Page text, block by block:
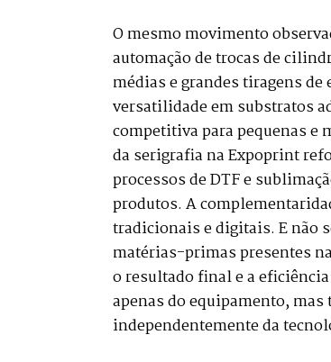
O mesmo movimento
automação de trocas de
médias e grandes tiragens
versatilidade em substratos
competitiva para pequenas e
da serigrafia na Expoprint
processos de DTF e
produtos. A
tradicionais e digitais. E não
matérias-primas presentes
o resultado final e a
apenas do equipamento,
independentemente da